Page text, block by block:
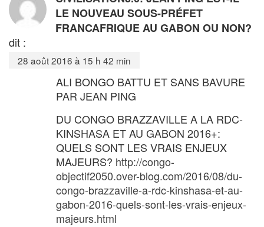
LE NOUVEAU SOUS-PRÉFET
FRANCAFRIQUE AU GABON OU NON?
dit :
28 août 2016 à 15 h 42 min
ALI BONGO BATTU ET SANS BAVURE
PAR JEAN PING
DU CONGO BRAZZAVILLE A LA RDC-
KINSHASA ET AU GABON 2016+:
QUELS SONT LES VRAIS ENJEUX
MAJEURS? http://congo-
objectif2050.over-blog.com/2016/08/du-
congo-brazzaville-a-rdc-kinshasa-et-au-
gabon-2016-quels-sont-les-vrais-enjeux-
majeurs.html